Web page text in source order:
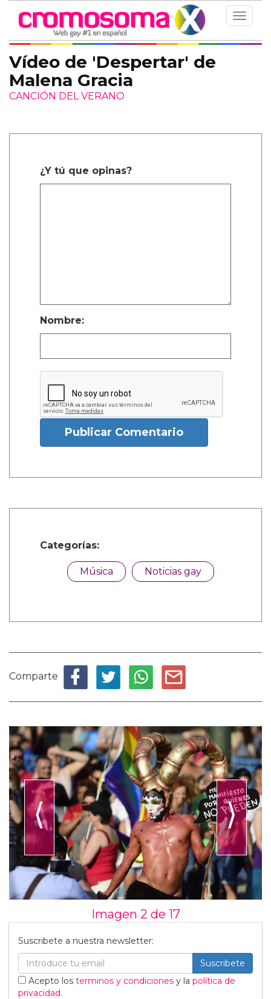
Toggle
Vídeo de 'Despertar' de
Malena Gracia
CANCIÓN DEL VERANO
¿Y tú que opinas?
Nombre:
Publicar Comentario
Categorías:
Música Noticias gay
Comparte
⟨ ⟩
Imagen 2 de 17
Suscribete a nuestra newsletter:
Suscribete
Acepto los terminos y condiciones y la política de
privacidad.